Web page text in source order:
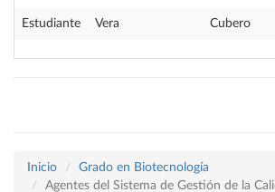
Estudiante Vera Cubero
Inicio
Grado en Biotecnología
Agentes del Sistema de Gestión de la